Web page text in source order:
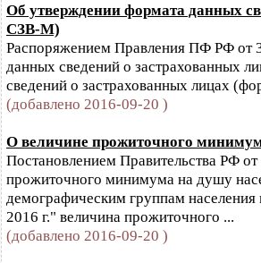
Об утверждении формата данных
СЗВ-М)
Распоряжением Правления ПФ РФ от
данных сведений о застрахованных
сведений о застрахованных лицах
(добавлено 2016-09-20 )
О величине прожиточного
Постановлением Правительства РФ
прожиточного минимума на душу
демографическим группам
2016 г." величина прожиточного ...
(добавлено 2016-09-20 )